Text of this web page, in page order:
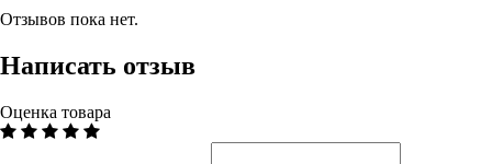
Отзывов пока нет.
Написать отзыв
Оценка товара